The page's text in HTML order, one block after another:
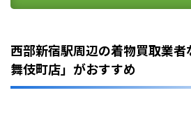
西部新宿駅周辺の着物買取業
舞伎町店」がおすすめ